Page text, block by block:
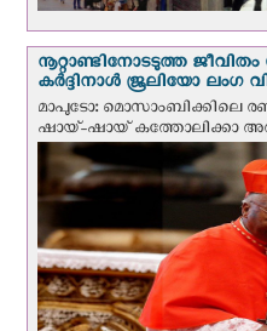
നൂറ്റാണ്ടിനോടടുത്ത ജീവിതം
കർദ്ദിനാൾ ജൂലിയോ ലംഗ
മാപുടോ: മൊസാംബിക്കിലെ
ഷായ്-ഷായ് കത്തോലിക്കാ